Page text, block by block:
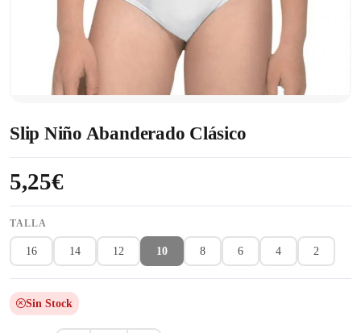
Slip Niño Abanderado Clásico
5,25€
TALLA
16 14 12 10 8 6 4 2
Sin Stock